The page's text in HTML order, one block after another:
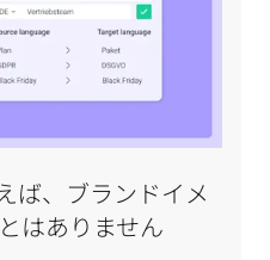
ば、ブランドイメ
はありません